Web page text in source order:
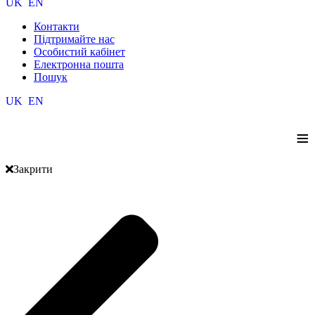
UK
EN
Контакти
Підтримайте нас
Особистий кабінет
Електронна пошта
Пошук
UK EN
≡
Закрити